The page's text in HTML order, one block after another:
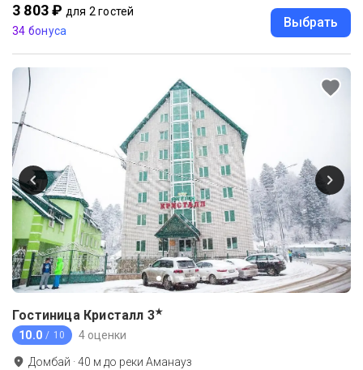
3 803 ₽ для 2 гостей
34 бонуса
Выбрать
Гостиница Кристалл 3★
10.0 / 10 4 оценки
Домбай ·40 м до реки Аманауз